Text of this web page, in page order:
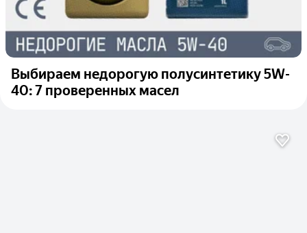
Выбираем недорогую полусинтетику 5W-
40: 7 проверенных масел